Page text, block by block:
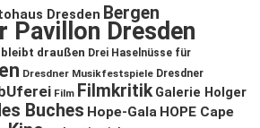
Dresden Bergen
Pavillon Dresden
bleibt draußen Drei Haselnüsse für
Dresdner Musikfestspiele Dresdner
Film Filmkritik Galerie Holger
Buches Hope-Gala HOPE Cape